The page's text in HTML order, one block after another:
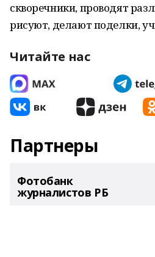
скворечники, проводят
рисуют, делают поделки,
Читайте нас
Партнеры
Фотобанк
журналистов РБ